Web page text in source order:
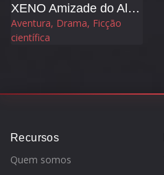
XENO Amizade do Além
Aventura, Drama, Ficção
científica
Recursos
Quem somos